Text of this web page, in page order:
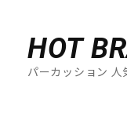
HOT
パーカッション 人